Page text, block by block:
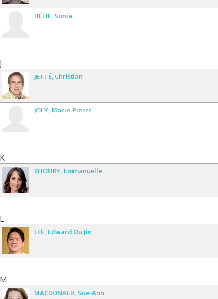
HÉLIE Sonia
J
JETTÉ Christian
JOLY Marie-Pierre
K
KHOURY Emmanuelle
L
LEE Edward Ou Jin
M
MACDONALD Sue-Ann